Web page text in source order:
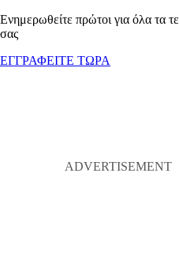
Ενημερωθείτε πρώτοι για όλα τα
σας
ΕΓΓΡΑΦΕΙΤΕ ΤΩΡΑ